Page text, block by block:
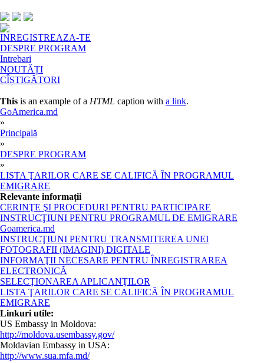
INREGISTREAZA-TE
DESPRE PROGRAM
Intrebari
NOUTĂȚI
CÎȘTIGĂTORI
This is an example of a HTML caption with a link.
GoAmerica.md
»
Principală
»
DESPRE PROGRAM
»
LISTA ŢARILOR CARE SE CALIFICĂ ÎN PROGRAMUL
EMIGRARE
Relevante informații
CERINŢE ŞI PROCEDURI PENTRU PARTICIPARE
INSTRUCŢIUNI PENTRU PROGRAMUL DE EMIGRARE
Goamerica.md
INSTRUCŢIUNI PENTRU TRANSMITEREA UNEI
FOTOGRAFII (IMAGINI) DIGITALE
INFORMAŢII NECESARE PENTRU ÎNREGISTRAREA
ELECTRONICĂ
SELECŢIONAREA APLICANŢILOR
LISTA ŢARILOR CARE SE CALIFICĂ ÎN PROGRAMUL
EMIGRARE
Linkuri utile:
US Embassy in Moldova:
http://moldova.usembassy.gov/
Moldavian Embassy in USA:
http://www.sua.mfa.md/